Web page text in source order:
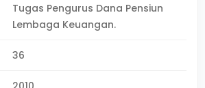
Tugas Pengurus Dana Pensiun
Lembaga Keuangan.
36